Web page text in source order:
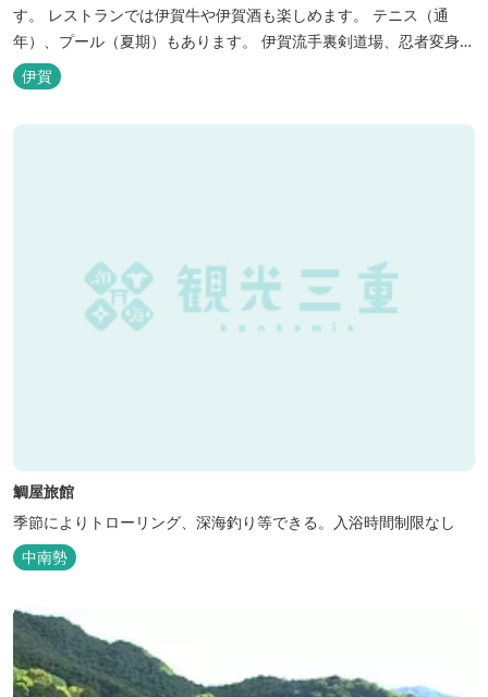
す。 レストランでは伊賀牛や伊賀酒も楽しめます。 テニス（通
年）、プール（夏期）もあります。 伊賀流手裏剣道場、忍者変身処
を常設しております。 ★ＨＰが新しくなりました！
http://www.hh-sunpia-iga.co.jp ※日替わりランチ、日替わり薬湯
などがタイムリーにチェックできます。
伊賀
鯛屋旅館
季節によりトローリング、深海釣り等できる。入浴時間制限なし
中南勢